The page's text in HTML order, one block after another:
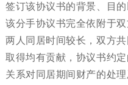
签订该协议书的背景、目
该分手协议书完全依附于
两人同居时间较长，双方
取得均有贡献，协议书约
关系对同居期间财产的处